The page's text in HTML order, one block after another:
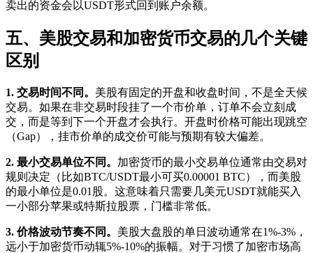
卖出的资金会以USDT形式回到账户余额。
五、美股交易和加密货币交易的几个关键
区别
1. 交易时间不同。 美股有固定的开盘和收盘时间，不是全天候
交易。如果在非交易时段挂了一个市价单，订单不会立刻成
交，而是等到下一个开盘才会执行。开盘时价格可能出现跳空
（Gap），挂市价单的成交价可能与预期有较大偏差。
2. 最小交易单位不同。 加密货币的最小交易单位通常由交易对
规则决定（比如BTC/USDT最小可买0.00001 BTC），而美股
的最小单位是0.01股。这意味着只需要几美元USDT就能买入
一小部分苹果或特斯拉股票，门槛非常低。
3. 价格波动节奏不同。 美股大盘股的单日波动通常在1%-3%，
远小于加密货币动辄5%-10%的振幅。对于习惯了加密市场高